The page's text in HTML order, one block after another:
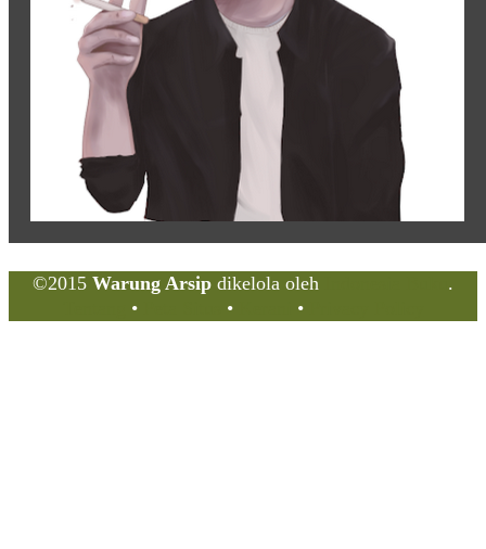
©2015 Warung Arsip dikelola oleh
.
• • •